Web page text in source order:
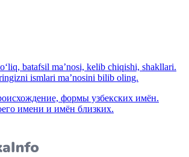
batafsil ma’nosi, kelib chiqishi, shakllari.
ismlari ma’nosini bilib oling.
формы узбекских имён.
имени и имён близких.